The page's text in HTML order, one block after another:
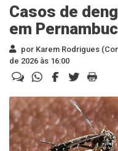
Casos de
em
por Karem Rodrigues
de 2026 às 16:00